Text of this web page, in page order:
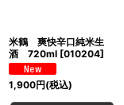
米鶴 爽快辛口純米生
酒 720ml [010204]
1,900円(税込)